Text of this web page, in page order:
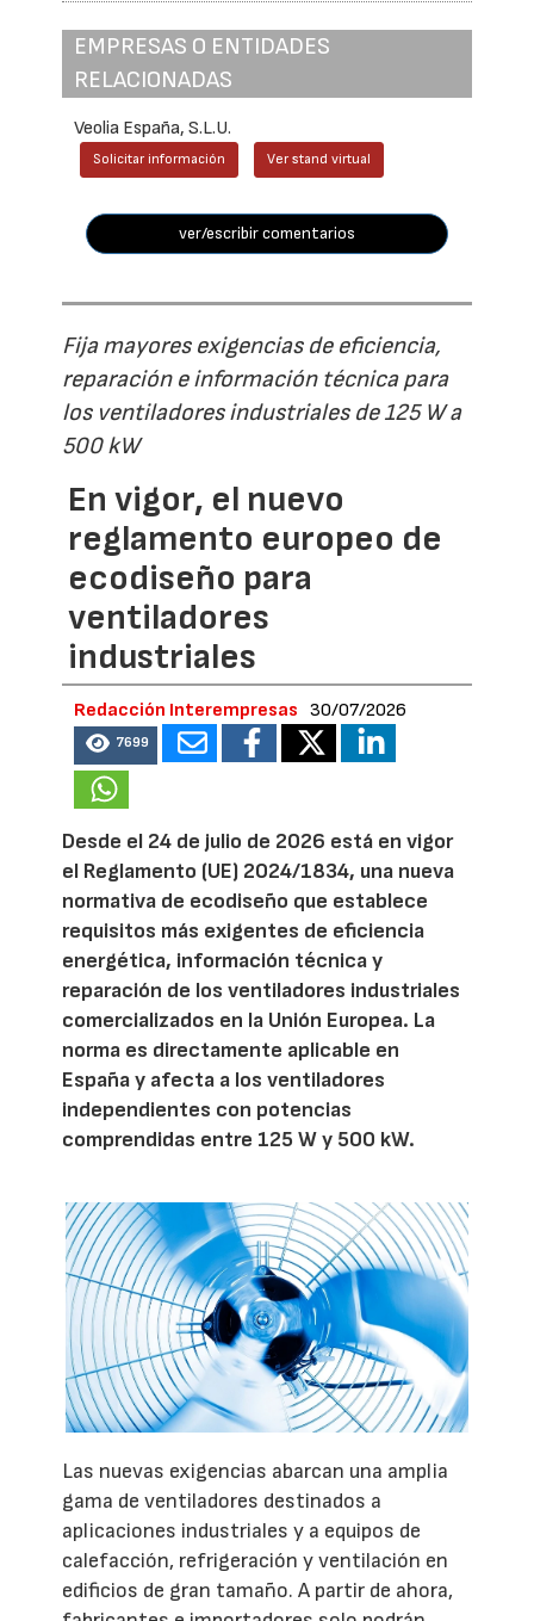
EMPRESAS O ENTIDADES
RELACIONADAS
Veolia España, S.L.U.
Solicitar información Ver stand virtual
ver/escribir comentarios
Fija mayores exigencias de eficiencia,
reparación e información técnica para
los ventiladores industriales de 125 W a
500 kW
En vigor, el nuevo
reglamento europeo de
ecodiseño para
ventiladores
industriales
Redacción Interempresas 30/07/2026
7699
Desde el 24 de julio de 2026 está en vigor
el Reglamento (UE) 2024/1834, una nueva
normativa de ecodiseño que establece
requisitos más exigentes de eficiencia
energética, información técnica y
reparación de los ventiladores industriales
comercializados en la Unión Europea. La
norma es directamente aplicable en
España y afecta a los ventiladores
independientes con potencias
comprendidas entre 125 W y 500 kW.
Las nuevas exigencias abarcan una amplia
gama de ventiladores destinados a
aplicaciones industriales y a equipos de
calefacción, refrigeración y ventilación en
edificios de gran tamaño. A partir de ahora,